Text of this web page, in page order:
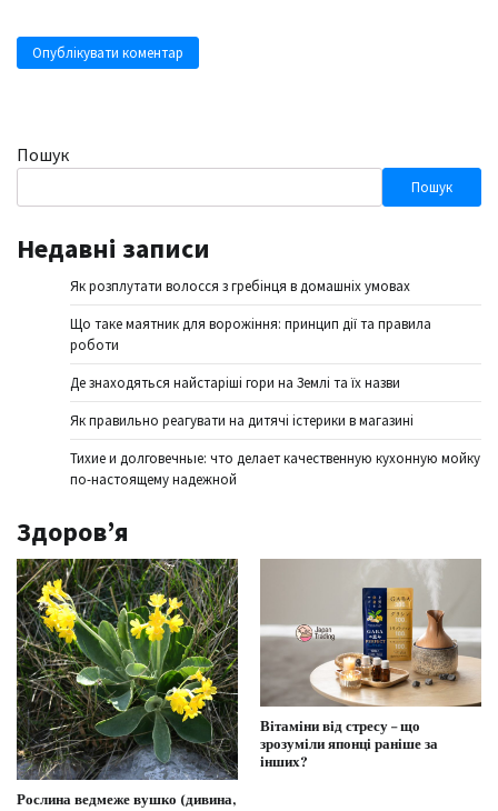
Пошук
Пошук
Недавні записи
Як розплутати волосся з гребінця в домашніх умовах
Що таке маятник для ворожіння: принцип дії та правила
роботи
Де знаходяться найстаріші гори на Землі та їх назви
Як правильно реагувати на дитячі істерики в магазині
Тихие и долговечные: что делает качественную кухонную мойку
по-настоящему надежной
Здоров’я
Рослина ведмеже вушко (дивина,
Вітаміни від стресу – що
зрозуміли японці раніше за
інших?